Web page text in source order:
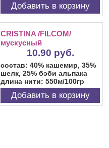
Добавить в корзину
CRISTINA /FILCOM/
мускусный
10.90 руб.
состав: 40% кашемир, 35%
шелк, 25% бэби альпака
длина нити: 550м/100гр
Добавить в корзину